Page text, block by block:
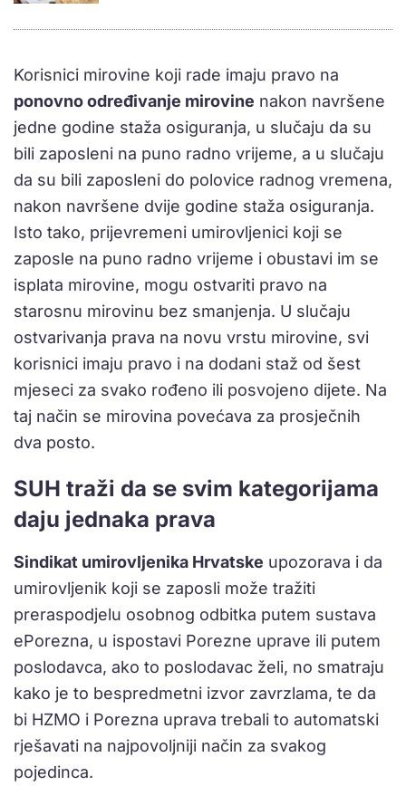
Korisnici mirovine koji rade imaju pravo na
ponovno određivanje mirovine nakon navršene
jedne godine staža osi­guranja, u slučaju da su
bili zaposleni na puno radno vrijeme, a u slučaju
da su bili zaposleni do polovice radnog vremena,
nakon navršene dvije godine staža osi­guranja.
Isto tako, prijevremeni umirovljenici koji se
zaposle na puno radno vrijeme i obustavi im se
isplata mirovine, mogu ostvariti pravo na
starosnu mirovi­nu bez smanjenja. U slučaju
ostvarivanja prava na novu vrstu mirovine, svi
korisnici imaju pravo i na dodani staž od šest
mjeseci za svako rođeno ili posvojeno dijete. Na
taj način se mirovina povećava za prosječnih
dva posto.
SUH traži da se svim kategorijama
daju jednaka prava
Sindikat umirovljenika Hrvatske upozorava i da
umirovljenik koji se zaposli može tražiti
preraspodjelu osobnog odbitka putem sustava
ePorezna, u ispostavi Po­rezne uprave ili putem
poslodavca, ako to poslodavac želi, no smatraju
kako je to bespredmetni izvor zavrzlama, te da
bi HZMO i Porezna uprava trebali to automatski
rješavati na najpovoljniji način za svakog
pojedinca.